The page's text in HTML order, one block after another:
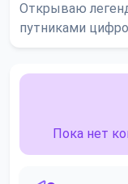
Открываю
путниками
Пока нет